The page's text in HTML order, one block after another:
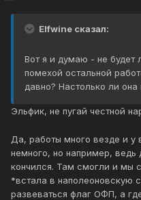
Elfwine сказал:
Вот я и думаю - не будет
помехой остальной
давно? Настолько ли она
Эльфик, не пугай честной
Да, работы много везде и у
немного, но например, ведь
кончился. Там смогли и
*встала в наполеоновскую
развеваться флаг ОФП, а